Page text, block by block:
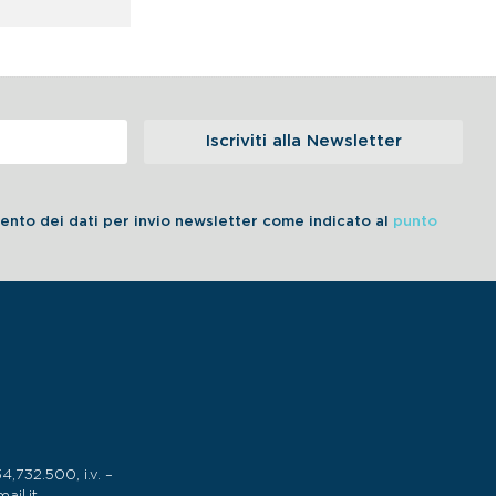
dei dati per invio newsletter come indicato al punto
Iscriviti alla Newsletter
i.v. –